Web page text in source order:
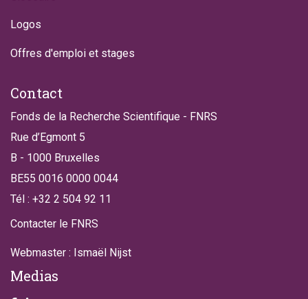
Logos
Offres d'emploi et stages
Contact
Fonds de la Recherche Scientifique - FNRS
Rue d’Egmont 5
B - 1000 Bruxelles
BE55 0016 0000 0044
Tél : +32 2 504 92 11
Contacter le FNRS
Webmaster : Ismaël Nijst
Medias